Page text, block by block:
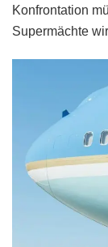
Konfrontation
Supermächte